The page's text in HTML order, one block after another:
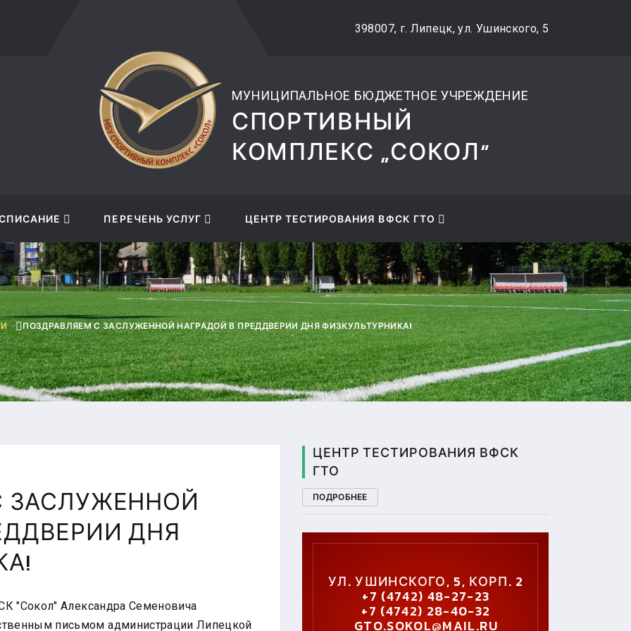
ВЕРСИЯ САЙТА ДЛЯ
СЛАБОВИДЯЩИХ398007, г. Липецк, ул. Ушинского, 5
МУНИЦИПАЛЬНОЕ БЮДЖЕТНОЕ УЧРЕЖДЕНИЕ
СПОРТИВНЫЙ
КОМПЛЕКС „СОКОЛ“
ПЕРЕЧЕНЬ УСЛУГ ЦЕНТР ТЕСТИРОВАНИЯ ВФСК ГТО
ПОЗДРАВЛЯЕМ С ЗАСЛУЖЕННОЙ НАГРАДОЙ В ПРЕДДВЕРИИ ДНЯ ФИЗКУЛЬТУРНИКА!
ЗАСЛУЖЕННОЙ
ДНЯ
"Сокол" Александра Семеновича
письмом администрации Липецкой
ЦЕНТР ТЕСТИРОВАНИЯ ВФСК
ГТО
ПОДРОБНЕЕ
ГТО
УЛ. УШИНСКОГО, 5, КОРП. 2
+7 (4742) 48-27-23
+7 (4742) 28-40-32
GTO.SOKOL@MAIL.RU